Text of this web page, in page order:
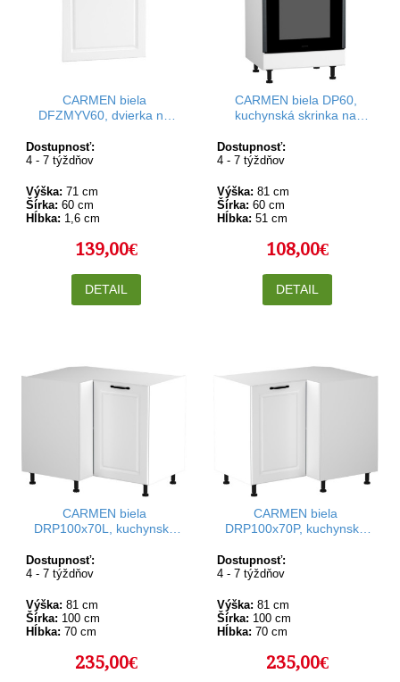
CARMEN biela
DFZMYV60, dvierka na
Dostupnosť:
4 - 7 týždňov
Výška: 71 cm
Šírka: 60 cm
Hĺbka: 1,6 cm
139,00€
DETAIL
CARMEN biela DP60,
kuchynská skrinka na
Dostupnosť:
4 - 7 týždňov
Výška: 81 cm
Šírka: 60 cm
Hĺbka: 51 cm
108,00€
DETAIL
CARMEN biela
DRP100x70L, kuchynská
100x70 cm, ľavá
Dostupnosť:
4 - 7 týždňov
Výška: 81 cm
Šírka: 100 cm
Hĺbka: 70 cm
235,00€
CARMEN biela
DRP100x70P, kuchynská
100x70 cm, pravá
Dostupnosť:
4 - 7 týždňov
Výška: 81 cm
Šírka: 100 cm
Hĺbka: 70 cm
235,00€